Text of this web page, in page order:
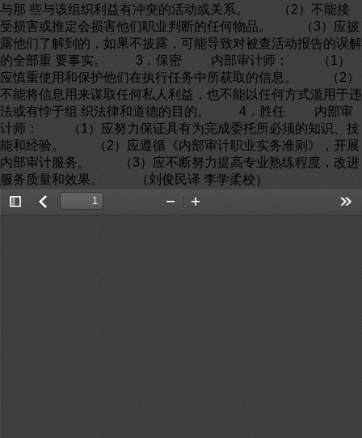
与那 些与该组织利益有冲突的活动或关系。 （2）不能接
受损害或推定会损害他们职业判断的任何物品。 （3）应披
露他们了解到的，如果不披露，可能导致对被查活动报告的误解
的全部重 要事实。 3．保密 内部审计师： （1）
应慎重使用和保护他们在执行任务中所获取的信息。 （2）
不能将信息用来谋取任何私人利益，也不能以任何方式滥用于违
法或有悖于组 织法律和道德的目的。 4．胜任 内部审
计师： （1）应努力保证具有为完成委托所必须的知识、技
能和经验。 （2）应遵循《内部审计职业实务准则》，开展
内部审计服务。 （3）应不断努力提高专业熟练程度，改进
服务质量和效果。 （刘俊民译 李学柔校）
Toggle返
Zoom